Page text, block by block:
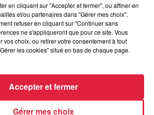
Thierry du Domaine Wunsch et
Mann à Wettolsheim !
Thierry du Domaine Wunsch et Mann à
Fanny nous présente le festival
Festimania !
Fanny nous présente le festival Festimania !
en cliquant sur "Accepter et fermer", ou affiner en
et/ou partenaires dans "Gérer mes choix".
refuser en cliquant sur "Continuer sans
ne s'appliqueront que pour ce site. Vous
vos choix, ou retirer votre consentement à tout
les cookies" situé en bas de chaque page.
Gérer mes choix
Accepter et fermer